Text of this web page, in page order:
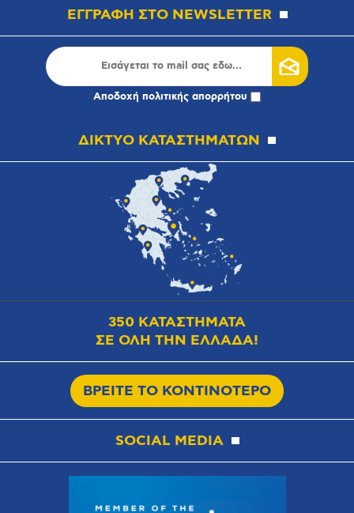
ΕΓΓΡΑΦΗ ΣΤΟ NEWSLETTER
Αποδοχή πολιτικής απορρήτου
ΔΙΚΤΥΟ ΚΑΤΑΣΤΗΜΑΤΩΝ
350 ΚΑΤΑΣΤΗΜΑΤΑ
ΣΕ ΟΛΗ ΤΗΝ ΕΛΛΑΔΑ!
ΒΡΕΙΤΕ ΤΟ ΚΟΝΤΙΝΟΤΕΡΟ
SOCIAL MEDIA